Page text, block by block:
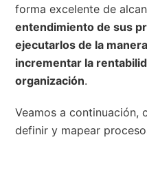
forma excelente de
entendimiento de sus
ejecutarlos de la
incrementar la
organización.
Veamos a continuación,
definir y mapear